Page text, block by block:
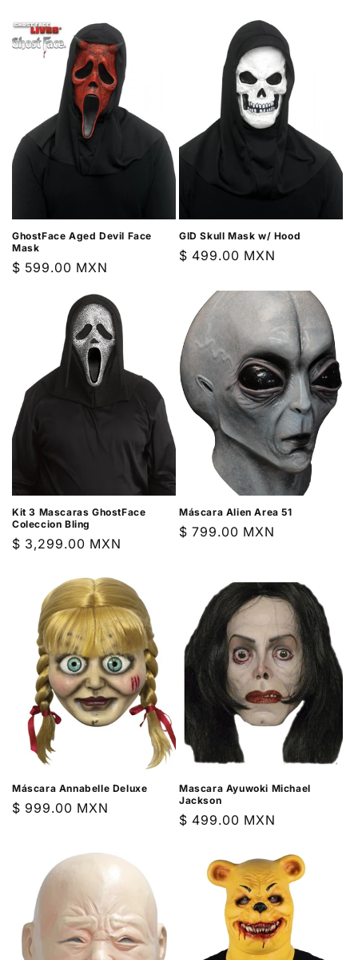
GhostFace Aged Devil Face
Mask
Precio
$ 599.00 MXN
GID Skull Mask w/ Hood
Precio
$ 499.00 MXN
Kit 3 Mascaras GhostFace
Coleccion Bling
Precio
$ 3,299.00 MXN
Máscara Alien Area 51
Precio
$ 799.00 MXN
Máscara Annabelle Deluxe
Precio
$ 999.00 MXN
Mascara Ayuwoki Michael
Jackson
Precio
$ 499.00 MXN